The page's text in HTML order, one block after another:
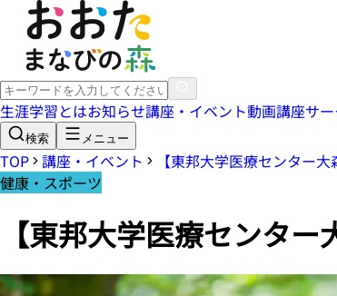
生涯学習とはお知らせ講座・イベント動画講座サ
検索 メニュー
TOP 講座・イベント
【東邦大学医療センター
健康・スポーツ
【東邦大学医療センタ